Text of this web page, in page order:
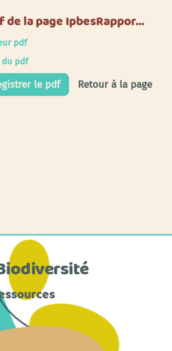
de la page IpbesRappor…
pdf
du pdf
le pdf Retour à la page